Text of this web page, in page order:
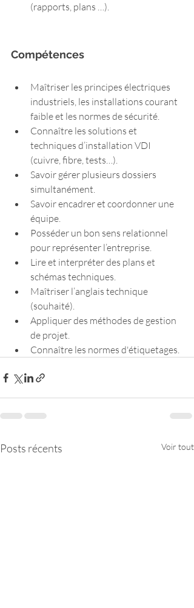
(rapports, plans …).
Compétences
Maîtriser les principes électriques
industriels, les installations courant
faible et les normes de sécurité.
Connaître les solutions et
techniques d’installation VDI
(cuivre, fibre, tests…).
Savoir gérer plusieurs dossiers
simultanément.
Savoir encadrer et coordonner une
équipe.
Posséder un bon sens relationnel
pour représenter l’entreprise.
Lire et interpréter des plans et
schémas techniques.
Maîtriser l’anglais technique
(souhaité).
Appliquer des méthodes de gestion
de projet.
Connaître les normes d'étiquetages.
Posts récents Voir tout